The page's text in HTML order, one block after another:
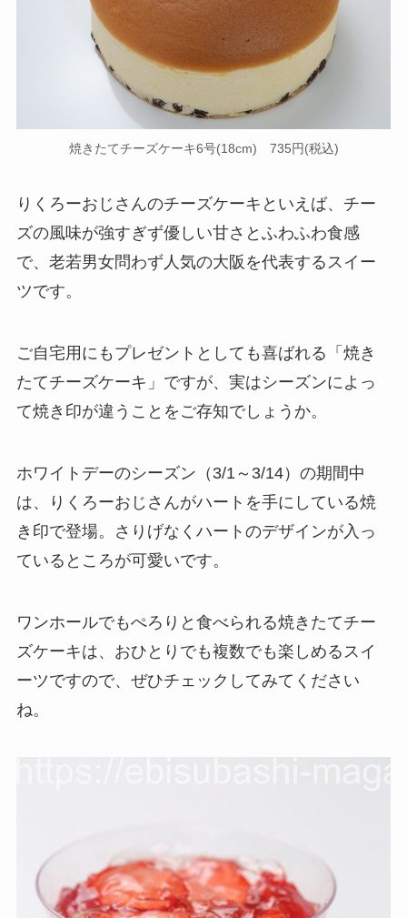
焼きたてチーズケーキ6号(18cm) 735円(税込)
りくろーおじさんのチーズケーキといえば、チー
ズの風味が強すぎず優しい甘さとふわふわ食感
で、老若男女問わず人気の大阪を代表するスイー
ツです。
ご自宅用にもプレゼントとしても喜ばれる「焼き
たてチーズケーキ」ですが、実はシーズンによっ
て焼き印が違うことをご存知でしょうか。
ホワイトデーのシーズン（3/1～3/14）の期間中
は、りくろーおじさんがハートを手にしている焼
き印で登場。さりげなくハートのデザインが入っ
ているところが可愛いです。
ワンホールでもぺろりと食べられる焼きたてチー
ズケーキは、おひとりでも複数でも楽しめるスイ
ーツですので、ぜひチェックしてみてください
ね。